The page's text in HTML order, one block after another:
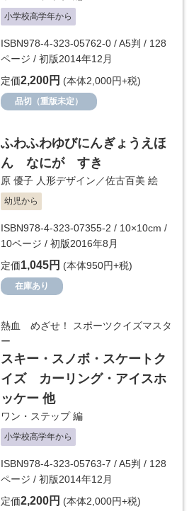
小学校高学年から
ISBN978-4-323-05762-0 / A5判 / 128
ページ / 初版2014年12月
定価2,200円 (本体2,000円+税)
品切（重版未定）
ふわふわゆびにんぎょうえほ
ん なにが すき
原 優子 人形デザイン／佐古百美 絵
幼児から
ISBN978-4-323-07355-2 / 10×10cm /
10ページ / 初版2016年8月
定価1,045円 (本体950円+税)
在庫あり
熱血 めざせ！ スポーツクイズマスタ
ー
スキー・スノボ・スケートク
イズ カーリング・アイスホ
ッケー 他
ワン・ステップ編
小学校高学年から
ISBN978-4-323-05763-7 / A5判 / 128
ページ / 初版2014年12月
定価2,200円 (本体2,000円+税)